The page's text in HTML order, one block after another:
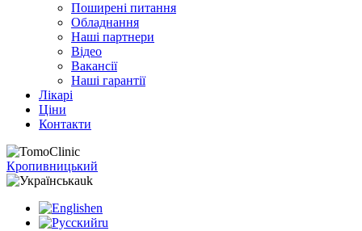
Поширені питання
Обладнання
Наші партнери
Відео
Вакансії
Наші гарантії
Лікарі
Ціни
Контакти
Кропивницький
uk
en
ru